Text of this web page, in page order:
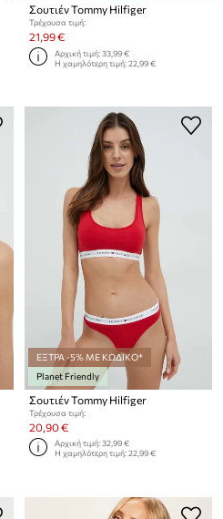
Σουτιέν Tommy Hilfiger
Τρέχουσα τιμή:
21,99 €
Αρχική τιμή:33,99 €
Η χαμηλότερη τιμή:22,99 €
ΕΞΤΡΑ -5% ΜΕ ΚΩΔΙΚΟ*
Planet Friendly
Σουτιέν Tommy Hilfiger
Τρέχουσα τιμή:
20,90 €
Αρχική τιμή:32,99 €
Η χαμηλότερη τιμή:22,99 €